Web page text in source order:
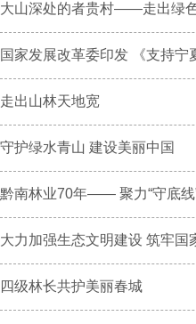
大山深处的者贵村——走出绿
国家发展改革委印发 《支持
走出山林天地宽
守护绿水青山 建设美丽中国
黔南林业70年—— 聚力“守底线
大力加强生态文明建设 筑牢国
四级林长共护美丽春城